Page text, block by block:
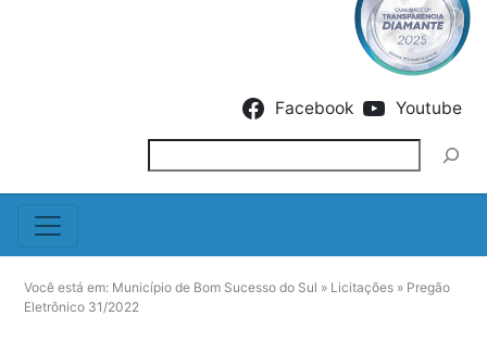
Facebook Youtube
Você está em: Município de Bom Sucesso do Sul » Licitações » Pregão
Eletrônico 31/2022